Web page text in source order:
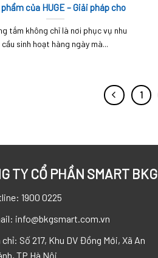
của HUGE – Giải pháp cho
gian phòng tắm hoàn hảo
tắm không chỉ là nơi phục vụ nhu
cầu sinh hoạt hàng ngày mà...
1
TY CỔ PHẦN SMART BKG
1900 0225
info@bkgsmart.com.vn
Số 217, Khu DV Đồng Mới, Xã An
TP Hà Nội